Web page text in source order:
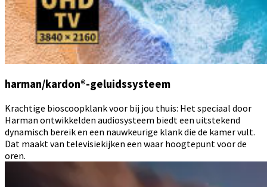
harman/kardon®-geluidssysteem
Krachtige bioscoopklank voor bij jou thuis: Het speciaal door
Harman ontwikkelden audiosysteem biedt een uitstekend
dynamisch bereik en een nauwkeurige klank die de kamer vult.
Dat maakt van televisiekijken een waar hoogtepunt voor de
oren.